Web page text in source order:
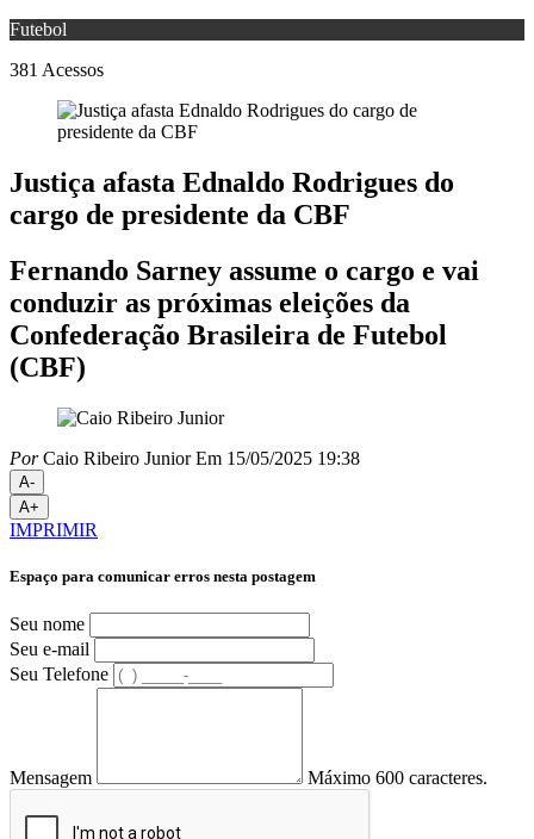
Futebol
381 Acessos
Justiça afasta Ednaldo Rodrigues do
cargo de presidente da CBF
Fernando Sarney assume o cargo e vai
conduzir as próximas eleições da
Confederação Brasileira de Futebol
(CBF)
PorCaio Ribeiro Junior Em 15/05/2025 19:38
A-
A+
IMPRIMIR
Espaço para comunicar erros nesta postagem
Seu nome
Seu e-mail
Seu Telefone
Mensagem Máximo 600 caracteres.